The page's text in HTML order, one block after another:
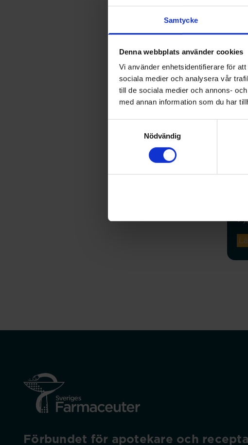
Samtycke
Denna webbplats använder cookies
Vi använder enhetsidentifierare för
sociala medier och analysera vår
till de sociala medier och annons-
med annan information som du har
Nödvändig
•
•
•
•
•
•
•
Förbundet för apotekare och